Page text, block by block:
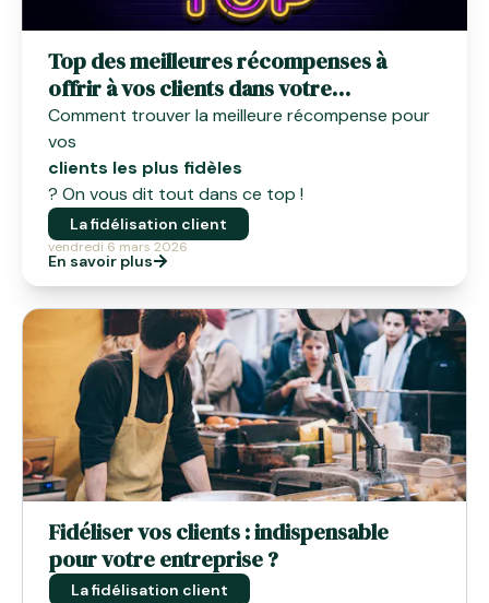
Top des meilleures récompenses à
offrir à vos clients dans votre
programme de fidélité
Comment trouver la meilleure récompense pour
vos
clients les plus fidèles
? On vous dit tout dans ce top !
La fidélisation client
vendredi 6 mars 2026
En savoir plus
Fidéliser vos clients : indispensable
pour votre entreprise ?
La fidélisation client